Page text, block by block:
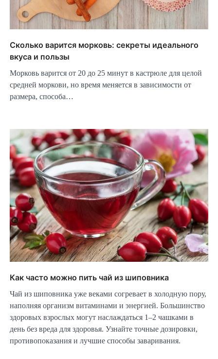
Сколько варится морковь: секреты идеального
вкуса и пользы
Морковь варится от 20 до 25 минут в кастрюле для целой
средней моркови, но время меняется в зависимости от
размера, способа…
Как часто можно пить чай из шиповника
Чай из шиповника уже веками согревает в холодную пору,
наполняя организм витаминами и энергией. Большинство
здоровых взрослых могут наслаждаться 1–2 чашками в
день без вреда для здоровья. Узнайте точные дозировки,
противопоказания и лучшие способы заваривания.